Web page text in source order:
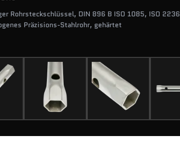
Rohrsteckschlüssel, DIN 896 B ISO 1085, ISO 2236
Präzisions-Stahlrohr, gehärtet